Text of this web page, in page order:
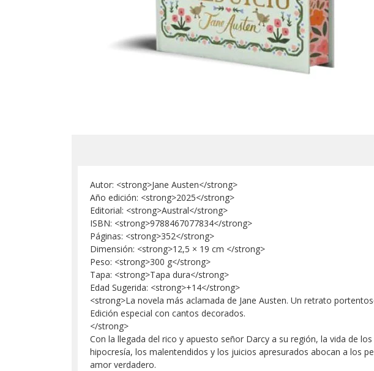
Autor: <strong>Jane Austen</strong>
Año edición: <strong>2025</strong>
Editorial: <strong>Austral</strong>
ISBN: <strong>9788467077834</strong>
Páginas: <strong>352</strong>
Dimensión: <strong>12,5 × 19 cm </strong>
Peso: <strong>300 g</strong>
Tapa: <strong>Tapa dura</strong>
Edad Sugerida: <strong>+14</strong>
<strong>La novela más aclamada de Jane Austen. Un retrato
Edición especial con cantos decorados.
</strong>
Con la llegada del rico y apuesto señor Darcy a su región, la vida de
hipocresía, los malentendidos y los juicios apresurados abocan a los
amor verdadero.